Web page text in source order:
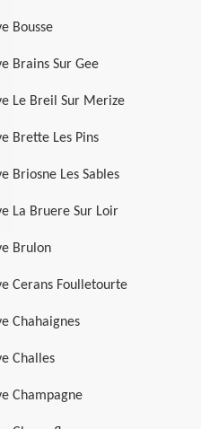
Bousse
Brains Sur Gee
Le Breil Sur Merize
Brette Les Pins
Briosne Les Sables
La Bruere Sur Loir
Brulon
Cerans Foulletourte
Chahaignes
Challes
Champagne